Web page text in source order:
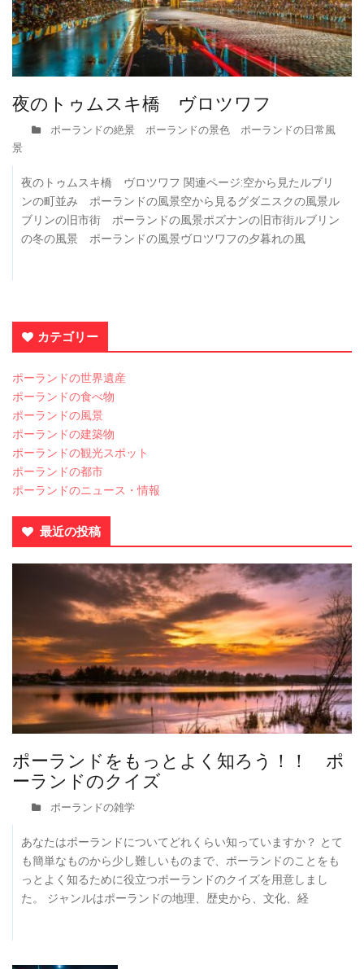
夜のトゥムスキ橋 ヴロツワフ
ポーランドの絶景 ポーランドの景色 ポーランドの日常風
景
夜のトゥムスキ橋 ヴロツワフ 関連ページ:空から見たルブリ
ンの町並み ポーランドの風景空から見るグダニスクの風景ル
ブリンの旧市街 ポーランドの風景ポズナンの旧市街ルブリン
の冬の風景 ポーランドの風景ヴロツワフの夕暮れの風
カテゴリー
ポーランドの世界遺産
ポーランドの食べ物
ポーランドの風景
ポーランドの建築物
ポーランドの観光スポット
ポーランドの都市
ポーランドのニュース・情報
最近の投稿
ポーランドをもっとよく知ろう！！ ポ
ーランドのクイズ
ポーランドの雑学
あなたはポーランドについてどれくらい知っていますか？ とて
も簡単なものから少し難しいものまで、ポーランドのことをも
っとよく知るために役立つポーランドのクイズを用意しまし
た。 ジャンルはポーランドの地理、歴史から、文化、経